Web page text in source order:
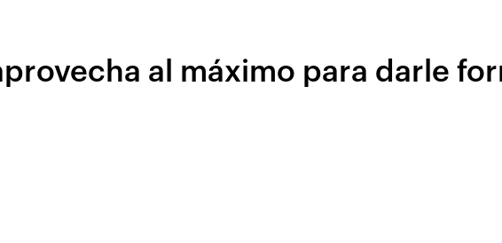
al máximo para darle